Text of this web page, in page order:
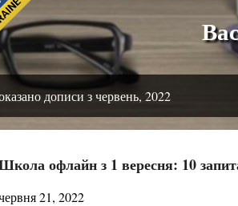
Вас
дописи з червень, 2022
офлайн з 1 вересня: 10
21, 2022